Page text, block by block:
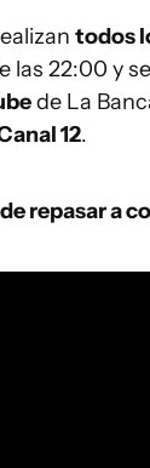
todos
las 22:00 y
de La
12.
repasar a